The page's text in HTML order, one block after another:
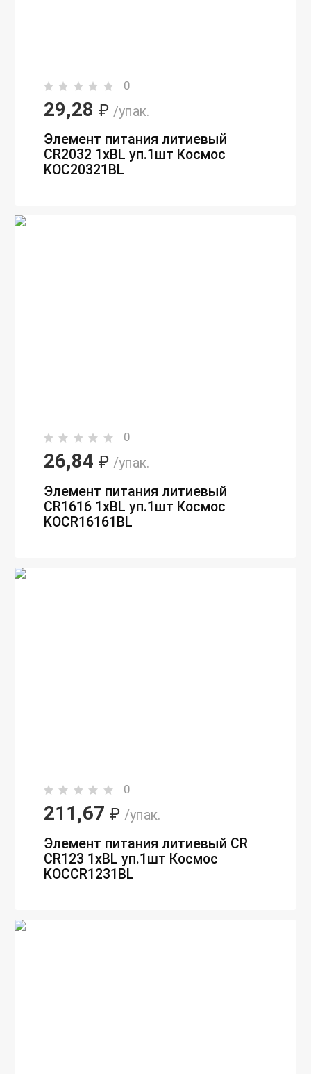
0
29,28 ₽ /упак.
Элемент питания литиевый
CR2032 1хBL уп.1шт Космос
KOC20321BL
0
26,84 ₽ /упак.
Элемент питания литиевый
CR1616 1хBL уп.1шт Космос
KOCR16161BL
0
211,67 ₽ /упак.
Элемент питания литиевый CR
CR123 1хBL уп.1шт Космос
KOCCR1231BL